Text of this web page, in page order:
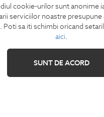
cookie-urilor sunt anonime
serviciilor noastre presupune
Poti sa iti schimbi oricand
aici.
SUNT DE ACORD
Securitatea datelor
Feedback site
ANPC
IZAVANDEE